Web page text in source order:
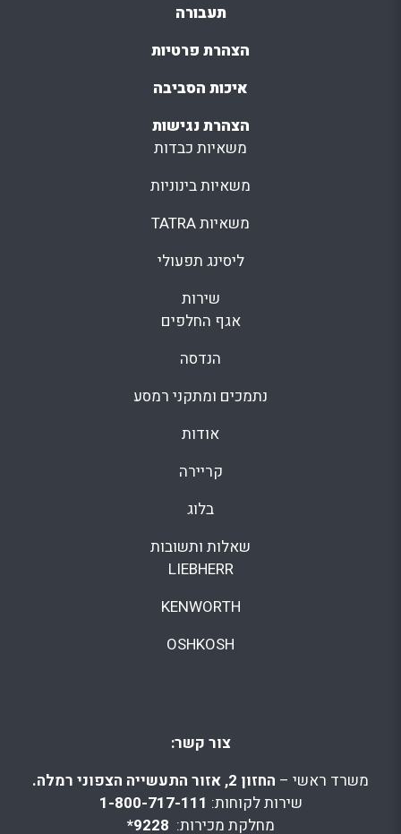
תעבורה
הצהרת פרטיות
איכות הסביבה
הצהרת נגישות
משאיות כבדות
משאיות בינוניות
משאיות TATRA
ליסינג תפעולי
שירות
אגף החלפים
הנדסה
נתמכים ומתקני רמסע
אודות
קריירה
בלוג
שאלות ותשובות
LIEBHERR
KENWORTH
OSHKOSH
צור קשר:
משרד ראשי – החזון 2, אזור התעשייה הצפוני רמלה.
שירות לקוחות: 1-800-717-111
מחלקת מכירות: 9228*